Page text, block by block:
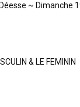
~ Dimanche
& LE FEMININ